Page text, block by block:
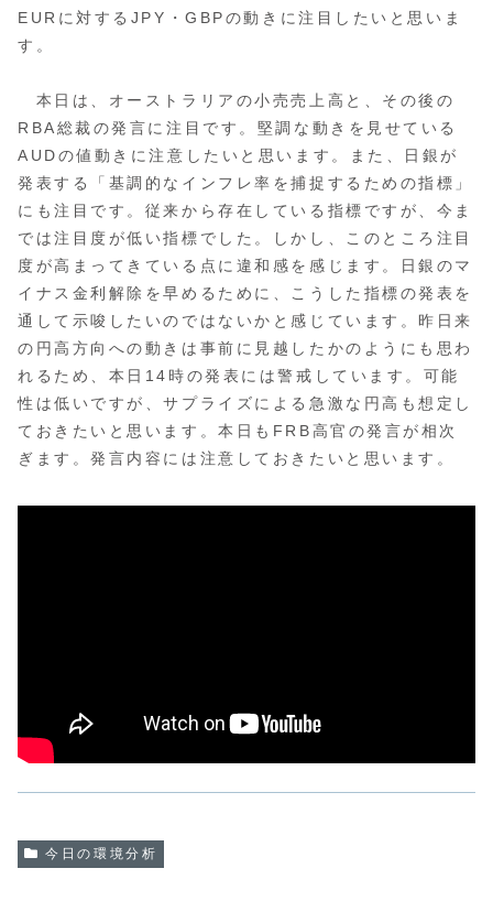
EURに対するJPY・GBPの動きに注目したいと思いま
す。
本日は、オーストラリアの小売売上高と、その後の
RBA総裁の発言に注目です。堅調な動きを見せている
AUDの値動きに注意したいと思います。また、日銀が
発表する「基調的なインフレ率を捕捉するための指標」
にも注目です。従来から存在している指標ですが、今ま
では注目度が低い指標でした。しかし、このところ注目
度が高まってきている点に違和感を感じます。日銀のマ
イナス金利解除を早めるために、こうした指標の発表を
通して示唆したいのではないかと感じています。昨日来
の円高方向への動きは事前に見越したかのようにも思わ
れるため、本日14時の発表には警戒しています。可能
性は低いですが、サプライズによる急激な円高も想定し
ておきたいと思います。本日もFRB高官の発言が相次
ぎます。発言内容には注意しておきたいと思います。
今日の環境分析